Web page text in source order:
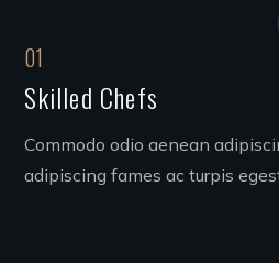
01
Skilled Chefs
Commodo odio aenean
adipiscing fames ac turpis